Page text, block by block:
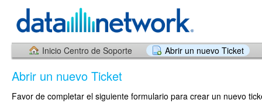
Inicio Centro de Soporte Abrir un nuevo Ticket
Abrir un nuevo Ticket
Favor de completar el siguiente formulario para crear un nuevo